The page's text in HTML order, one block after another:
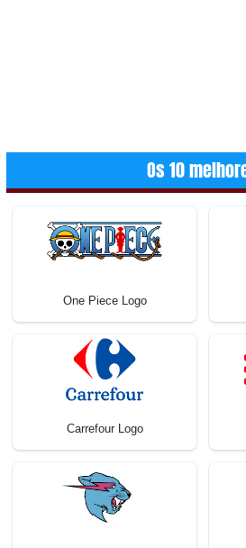
Os 10
One Piece Logo
Carrefour Logo